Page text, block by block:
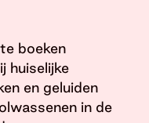
boeken
huiselijke
en geluiden
in de